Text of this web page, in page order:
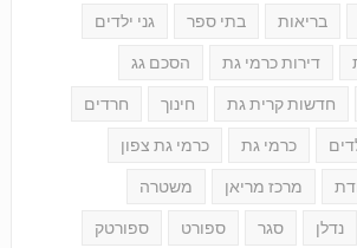
בריאות בתי ספר גני ילדים
דירות כרמי גת הסכם גג
חדשות קרית גת חינוך חרדים
כרמי גת כרמי גת צפון
מרכז מריאן משטרה
נדלן סגר ספורט ספורטק